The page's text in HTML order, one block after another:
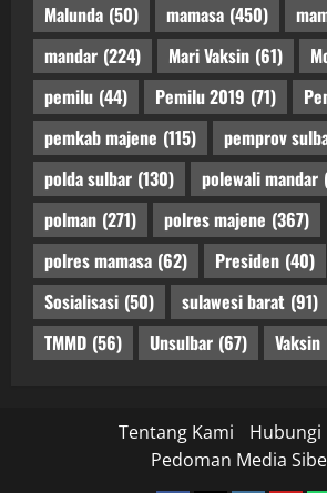
Malunda (50) mamasa (450)
mandar (224) Mari Vaksin (61)
pemilu (44) Pemilu 2019 (71)
pemkab majene (115) pemprov
polda sulbar (130) polewali mandar
polman (271) polres majene (367)
polres mamasa (62) Presiden (40)
Sosialisasi (50) sulawesi barat (91)
TMMD (56) Unsulbar (67) Vaksin
Tentang Kami
Hubungi
Pedoman Media